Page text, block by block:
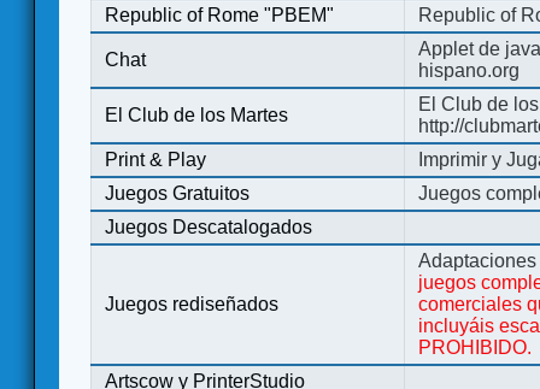
Republic of Rome "PBEM"
Republic of
Chat
Applet de
hispano.org
El Club de los Martes
El Club de
http://
Print & Play
Imprimir y
Juegos Gratuitos
Juegos
Juegos Descatalogados
Juegos rediseñados
juegos
comerciales
incluyáis
PROHIBIDO.
Artscow y PrinterStudio